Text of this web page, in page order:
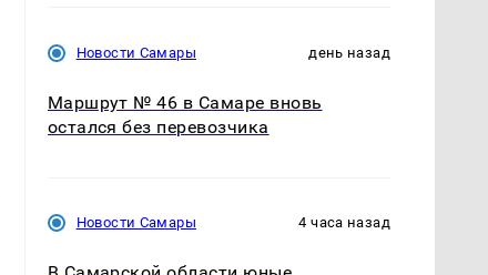
Новости Самары день назад
Маршрут № 46 в Самаре вновь
остался без перевозчика
Новости Самары 4 часа назад